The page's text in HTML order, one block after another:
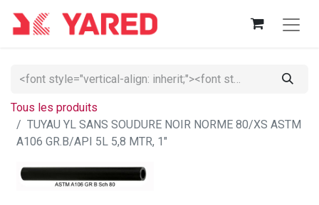
Tous les produits
TUYAU YL SANS SOUDURE NOIR NORME 80/XS ASTM
A106 GR.B/API 5L 5,8 MTR, 1"